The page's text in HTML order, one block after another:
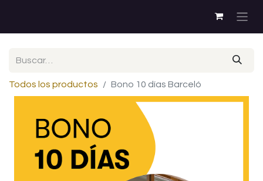
Todos los productos Bono 10 días Barceló